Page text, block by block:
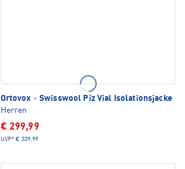
Ortovox · Swisswool Piz Vial Isolationsjacke
Herren
€ 299,99
UVP* € 339,99